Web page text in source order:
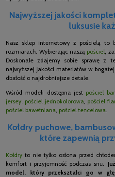
Najwyższej jakości
luksusie
Nasz sklep internetowy z pościelą to
rozmiarach. Wybierając naszą pościel,
Doskonale zdajemy sobie sprawę z
najwyższej jakości materiałów w
dbałość o najdrobniejsze detale.
Wśród modeli dostępna jest pościel
jersey, pościel jednokolorowa, pościel
pościel bawełniana, pościel tencelowa.
Kołdry puchowe,
które zapewnią
Kołdry to nie tylko osłona przed
komfort i przyjemność podczas snu.
model, który przekształci go w